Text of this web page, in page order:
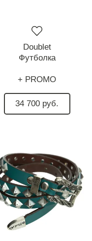
Doublet
Футболка
+ PROMO
34 700 руб.